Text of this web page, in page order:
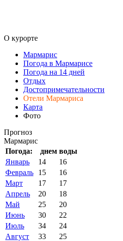
О курорте
Мармарис
Погода в Мармарисе
Погода на 14 дней
Отдых
Достопримечательности
Отели Мармариса
Карта
Фото
Прогноз
Мармарис
Погода:
днем воды
Январь
14
16
Февраль
15
16
Март
17
17
Апрель
20
18
Май
25
20
Июнь
30
22
Июль
34
24
Август
33
25